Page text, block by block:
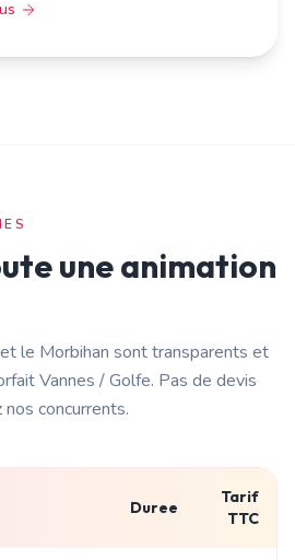
une animation
et le Morbihan sont transparents et
Vannes / Golfe. Pas de devis
concurrents.
Duree
Tarif
TTC